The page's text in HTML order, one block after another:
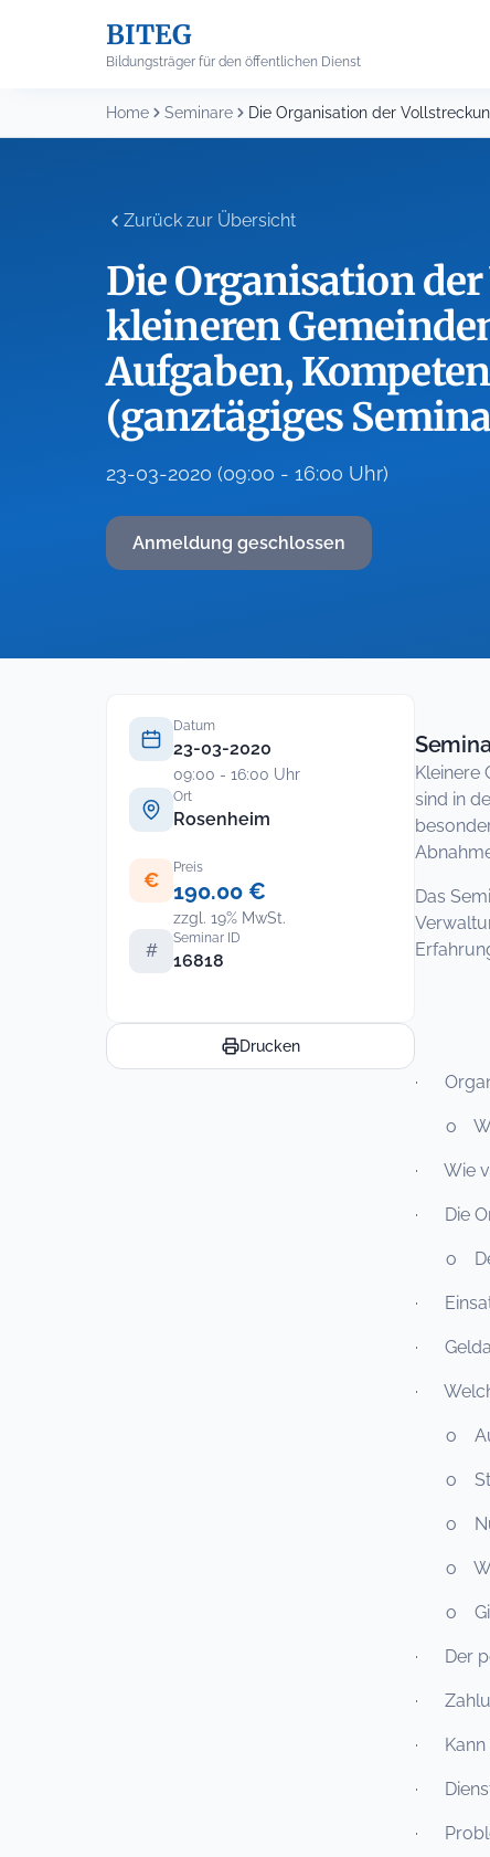
BITEG
Bildungsträger für den öffentlichen Dienst
Home Seminare
Zurück zur Übersicht
Die Organisation
kleineren
Aufgaben,
(ganztägiges
23-03-2020 (09:00 - 16:00 Uhr)
Anmeldung geschlossen
Datum
23-03-2020
09:00 - 16:00 Uhr
Ort
Rosenheim
€
Preis
190.00 €
zzgl. 19% MwSt.
#
Seminar ID
16818
Drucken
Kleinere
sind in
Das
·
o
· Wie
· Die
o Der
·
·
·
o
o
o
o
o Gibt
· Der
·
· Kann
·
·